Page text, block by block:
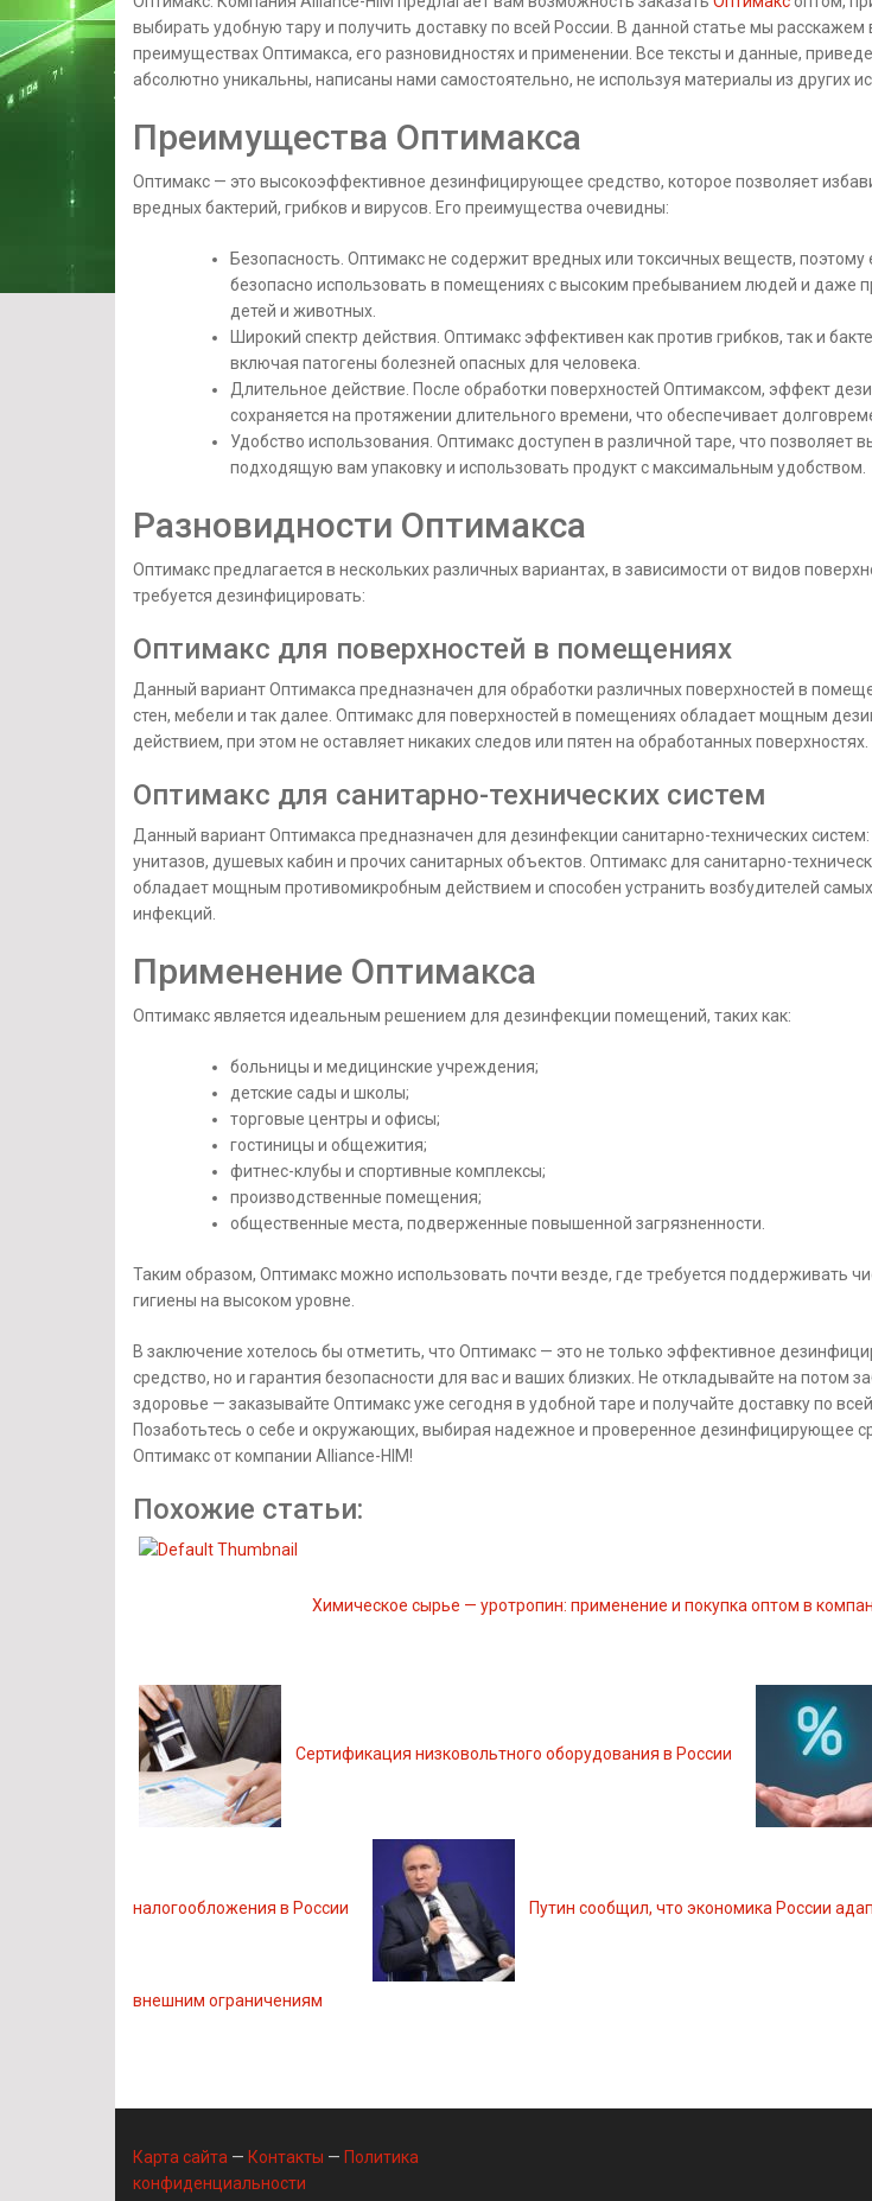
выбирать удобную тару и получить доставку по всей России. В данной статье мы расскажем
преимуществах Оптимакса, его разновидностях и применении. Все тексты и данные,
абсолютно уникальны, написаны нами самостоятельно, не используя материалы из других
Преимущества Оптимакса
Оптимакс — это высокоэффективное дезинфицирующее средство, которое позволяет
вредных бактерий, грибков и вирусов. Его преимущества очевидны:
Безопасность. Оптимакс не содержит вредных или токсичных веществ, поэтому
безопасно использовать в помещениях с высоким пребыванием людей и даже
детей и животных.
Широкий спектр действия. Оптимакс эффективен как против грибков, так и
включая патогены болезней опасных для человека.
Длительное действие. После обработки поверхностей Оптимаксом, эффект
сохраняется на протяжении длительного времени, что обеспечивает
Удобство использования. Оптимакс доступен в различной таре, что позволяет
подходящую вам упаковку и использовать продукт с максимальным удобством.
Разновидности Оптимакса
Оптимакс предлагается в нескольких различных вариантах, в зависимости от видов
требуется дезинфицировать:
Оптимакс для поверхностей в помещениях
Данный вариант Оптимакса предназначен для обработки различных поверхностей в
стен, мебели и так далее. Оптимакс для поверхностей в помещениях обладает мощным
действием, при этом не оставляет никаких следов или пятен на обработанных поверхностях.
Оптимакс для санитарно-технических систем
Данный вариант Оптимакса предназначен для дезинфекции санитарно-технических систем:
унитазов, душевых кабин и прочих санитарных объектов. Оптимакс для санитарно-
обладает мощным противомикробным действием и способен устранить возбудителей
инфекций.
Применение Оптимакса
Оптимакс является идеальным решением для дезинфекции помещений, таких как:
больницы и медицинские учреждения;
детские сады и школы;
торговые центры и офисы;
гостиницы и общежития;
фитнес-клубы и спортивные комплексы;
производственные помещения;
общественные места, подверженные повышенной загрязненности.
Таким образом, Оптимакс можно использовать почти везде, где требуется поддерживать
гигиены на высоком уровне.
В заключение хотелось бы отметить, что Оптимакс — это не только эффективное
средство, но и гарантия безопасности для вас и ваших близких. Не откладывайте на потом
здоровье — заказывайте Оптимакс уже сегодня в удобной таре и получайте доставку по всей
Позаботьтесь о себе и окружающих, выбирая надежное и проверенное дезинфицирующее
Оптимакс от компании Alliance-HIM!
Похожие статьи:
Химическое сырье — уротропин: применение и покупка оптом в
Сертификация низковольтного оборудования в России
налогообложения в России Путин сообщил, что экономика России
внешним ограничениям
Карта сайта — Контакты — Политика
конфиденциальности